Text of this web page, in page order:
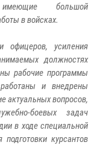
имеющие большой
в войсках.
офицеров, усиления
должностях
рабочие программы
и внедрены
актуальных вопросов,
боевых задач
в ходе специальной
курсантов